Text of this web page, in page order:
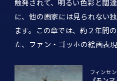
に、他の画家には見られない
ます。この章では、約２年間
た、ファン・ゴッホの絵画表
フィンセ